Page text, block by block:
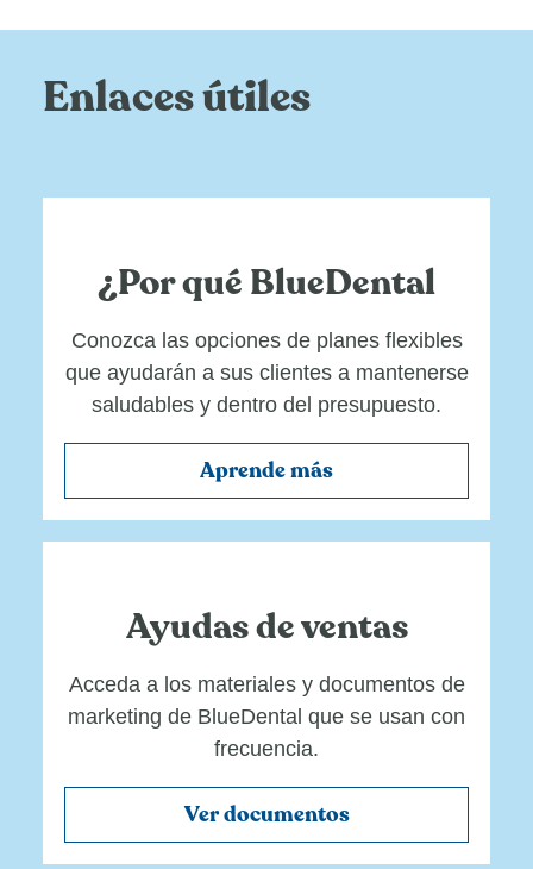
Enlaces útiles
¿Por qué BlueDental
Conozca las opciones de planes flexibles
que ayudarán a sus clientes a mantenerse
saludables y dentro del presupuesto.
Aprende más
Ayudas de ventas
Acceda a los materiales y documentos de
marketing de BlueDental que se usan con
frecuencia.
Ver documentos